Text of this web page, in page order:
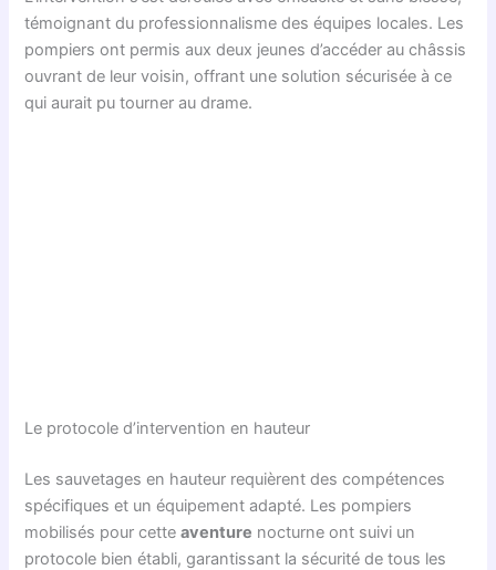
témoignant du professionnalisme des équipes locales. Les
pompiers ont permis aux deux jeunes d’accéder au châssis
ouvrant de leur voisin, offrant une solution sécurisée à ce
qui aurait pu tourner au drame.
Le protocole d’intervention en hauteur
Les sauvetages en hauteur requièrent des compétences
spécifiques et un équipement adapté. Les pompiers
mobilisés pour cetteaventure nocturne ont suivi un
protocole bien établi, garantissant la sécurité de tous les